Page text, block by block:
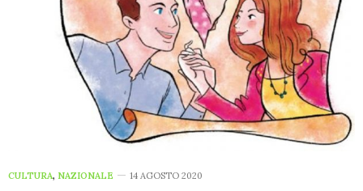
CULTURA, NAZIONALE 14 AGOSTO 2020